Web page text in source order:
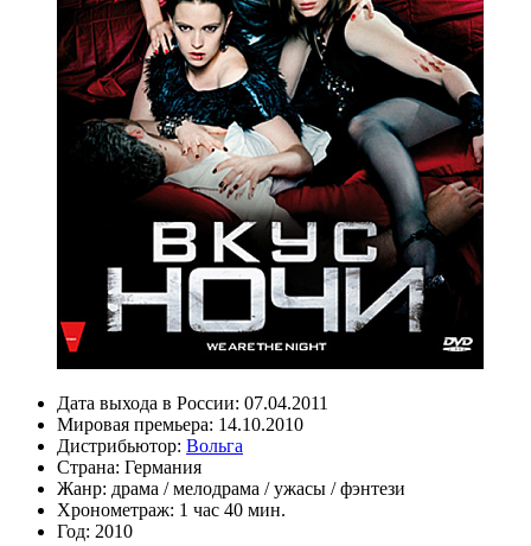
Дата выхода в России: 07.04.2011
Мировая премьера: 14.10.2010
Дистрибьютор: Вольга
Страна: Германия
Жанр: драма /мелодрама /ужасы /фэнтези
Хронометраж: 1 час 40 мин.
Год: 2010